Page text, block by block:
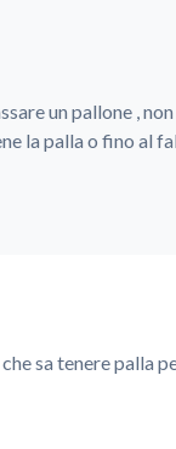
un pallone ,
la palla o fino al
sa tenere palla